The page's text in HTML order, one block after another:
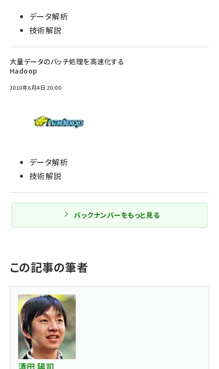
データ解析
技術解説
大量データのバッチ処理を高速化する
Hadoop
2010年6月4日 20:00
データ解析
技術解説
バックナンバーをもっと見る
この記事の筆者
清田 陽司